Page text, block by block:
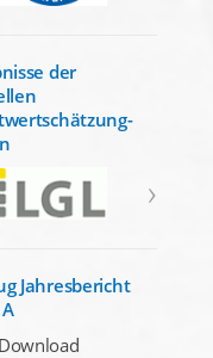
der
Jahresbericht